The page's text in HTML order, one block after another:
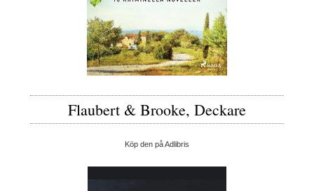
Flaubert & Brooke, Deckare
Köp den på Adlibris